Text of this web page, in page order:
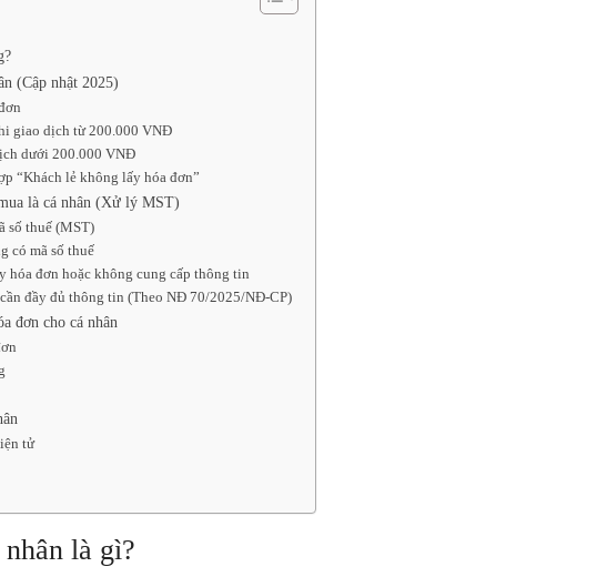
(Cập nhật 2025)
giao dịch từ 200.000 VNĐ
dưới 200.000 VNĐ
“Khách lẻ không lấy hóa đơn”
là cá nhân (Xử lý MST)
số thuế (MST)
có mã số thuế
hóa đơn hoặc không cung cấp thông tin
đầy đủ thông tin (Theo NĐ 70/2025/NĐ-CP)
đơn cho cá nhân
tử
là gì?